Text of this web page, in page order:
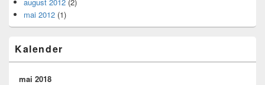
mai 2012 (1)
Kalender
mai 2018